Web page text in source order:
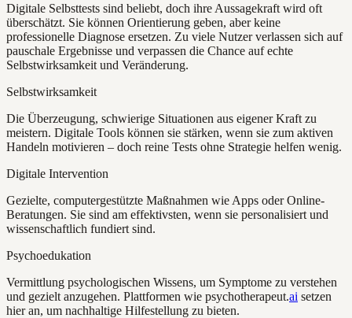
Digitale Selbsttests sind beliebt, doch ihre Aussagekraft wird oft
überschätzt. Sie können Orientierung geben, aber keine
professionelle Diagnose ersetzen. Zu viele Nutzer verlassen sich auf
pauschale Ergebnisse und verpassen die Chance auf echte
Selbstwirksamkeit und Veränderung.
Selbstwirksamkeit
Die Überzeugung, schwierige Situationen aus eigener Kraft zu
meistern. Digitale Tools können sie stärken, wenn sie zum aktiven
Handeln motivieren – doch reine Tests ohne Strategie helfen wenig.
Digitale Intervention
Gezielte, computergestützte Maßnahmen wie Apps oder Online-
Beratungen. Sie sind am effektivsten, wenn sie personalisiert und
wissenschaftlich fundiert sind.
Psychoedukation
Vermittlung psychologischen Wissens, um Symptome zu verstehen
und gezielt anzugehen. Plattformen wie psychotherapeut.ai setzen
hier an, um nachhaltige Hilfestellung zu bieten.